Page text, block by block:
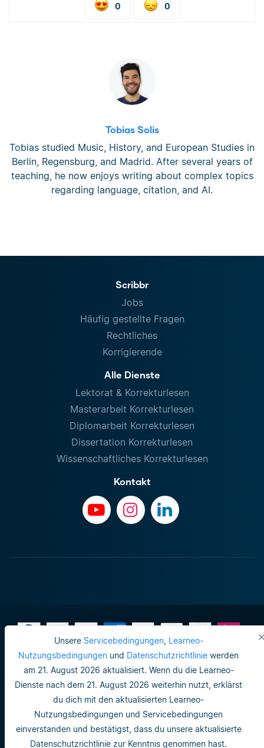
Unsere Servicebedingungen, Learneo-
Nutzungsbedingungen und Datenschutzrichtlinie werden
am 21. August 2026 aktualisiert. Wenn du die Learneo-
Dienste nach dem 21. August 2026 weiterhin nutzt, erklärst
du dich mit den aktualisierten Learneo-
Nutzungsbedingungen und Servicebedingungen
einverstanden und bestätigst, dass du unsere aktualisierte
Datenschutzrichtlinie zur Kenntnis genommen hast.
0 0
Tobias Solis
Tobias studied Music, History, and European Studies in
Berlin, Regensburg, and Madrid. After several years of
teaching, he now enjoys writing about complex topics
regarding language, citation, and AI.
Scribbr
Jobs
Häufig gestellte Fragen
Rechtliches
Korrigierende
Alle Dienste
Lektorat & Korrekturlesen
Masterarbeit Korrekturlesen
Diplomarbeit Korrekturlesen
Dissertation Korrekturlesen
Wissenschaftliches Korrekturlesen
Kontakt
Impressum
Do not sell or share my personal info
Nutzungsbedingungen
Datenschutzrichtlinie